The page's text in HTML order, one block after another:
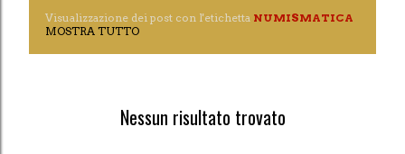
Visualizzazione dei post con l'etichetta NUMISMATICA
MOSTRA TUTTO
Nessun risultato trovato